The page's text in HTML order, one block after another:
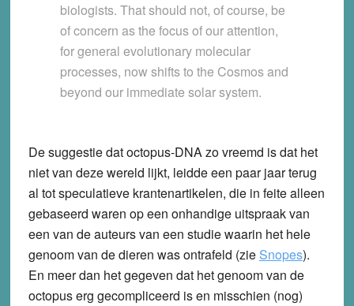
biologists. That should not, of course, be
of concern as the focus of our attention,
for general evolutionary molecular
processes, now shifts to the Cosmos and
beyond our immediate solar system.
De suggestie dat octopus-DNA zo vreemd is dat het
niet van deze wereld lijkt, leidde een paar jaar terug
al tot speculatieve krantenartikelen, die in feite alleen
gebaseerd waren op een onhandige uitspraak van
een van de auteurs van een studie waarin het hele
genoom van de dieren was ontrafeld (zie Snopes).
En meer dan het gegeven dat het genoom van de
octopus erg gecompliceerd is en misschien (nog)